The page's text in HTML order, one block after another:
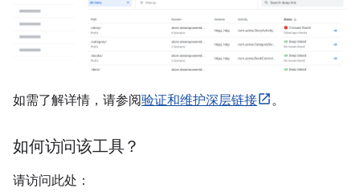
如需了解详情，请参阅验证和维护深层链接 。
如何访问该工具？
请访问此处：